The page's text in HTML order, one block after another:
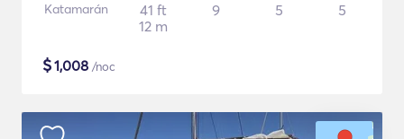
Katamarán
41 ft
12 m
9 5 5
$1,008 /noc